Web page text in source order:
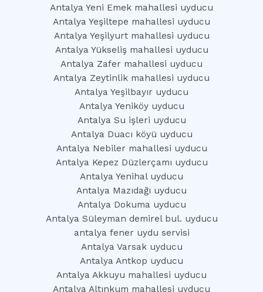
Antalya Yeni Emek mahallesi uyducu
Antalya Yeşiltepe mahallesi uyducu
Antalya Yeşilyurt mahallesi uyducu
Antalya Yükseliş mahallesi uyducu
Antalya Zafer mahallesi uyducu
Antalya Zeytinlik mahallesi uyducu
Antalya Yeşilbayır uyducu
Antalya Yeniköy uyducu
Antalya Su işleri uyducu
Antalya Duacı köyü uyducu
Antalya Nebiler mahallesi uyducu
Antalya Kepez Düzlerçamı uyducu
Antalya Yenihal uyducu
Antalya Mazıdağı uyducu
Antalya Dokuma uyducu
Antalya Süleyman demirel bul. uyducu
antalya fener uydu servisi
Antalya Varsak uyducu
Antalya Antkop uyducu
Antalya Akkuyu mahallesi uyducu
Antalya Altınkum mahallesi uyducu